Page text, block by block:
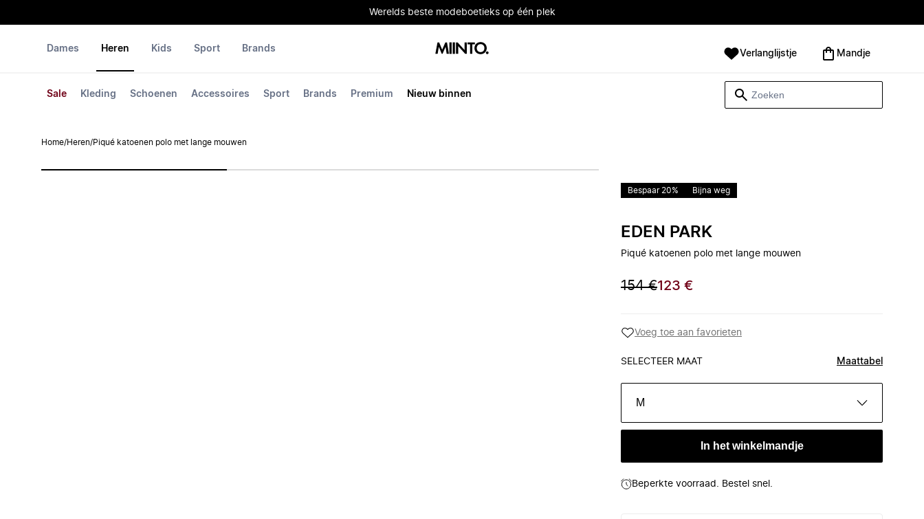
Werelds beste modeboetieks op één plek
Dames Heren
Sale Kleding Schoenen Accessoires Sport Brands Premium Nieuw binnen
Kids Sport Brands Verlanglijstje Mandje
Home/Heren/Piqué katoenen polo met lange mouwen
Bespaar 20% Bijna weg
EDEN PARK
Piqué katoenen polo met lange mouwen
154 €123 €
Voeg toe aan favorieten
SELECTEER MAAT Maattabel
M
In het winkelmandje
Beperkte voorraad. Bestel snel.